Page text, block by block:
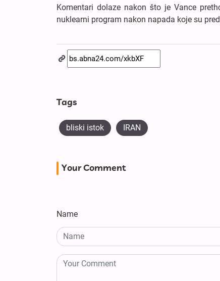
Komentari dolaze nakon što je Vance
nuklearni program nakon napada koje su
Tags
bliski istok IRAN
Your Comment
Name